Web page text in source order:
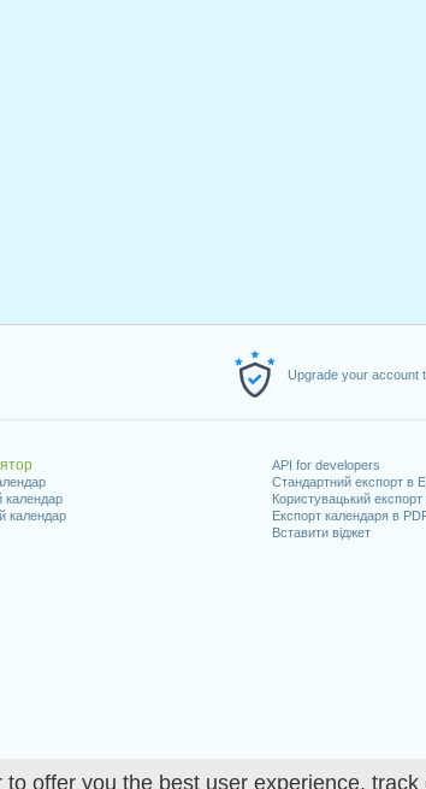
offer you the best user experience,
Upgrade your account
календар
календар
API for developers
Стандартний експорт в
Користувацький
Експорт календаря в
Вставити віджет